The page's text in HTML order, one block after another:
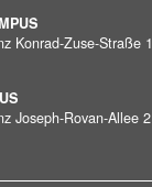
Konrad-Zuse-Straße 1
Joseph-Rovan-Allee 2